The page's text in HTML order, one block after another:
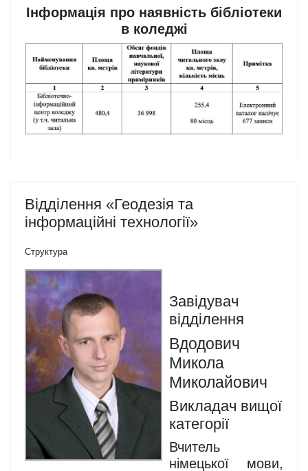
Інформація про наявність бібліотеки
в коледжі
Відділення «Геодезія та
інформаційні технології»
Структура
Завідувач
відділення
Вдодович
Микола
Миколайович
Викладач вищої
категорії
Вчитель
німецької мови,